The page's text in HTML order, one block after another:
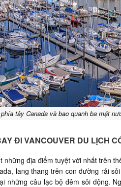
tây Canada và bao quanh ba mặt
ĐI VANCOUVER DU LỊCH
những địa điểm tuyệt vời nhất trên
lang thang trên con đường rải
những câu lạc bộ đêm sôi động.